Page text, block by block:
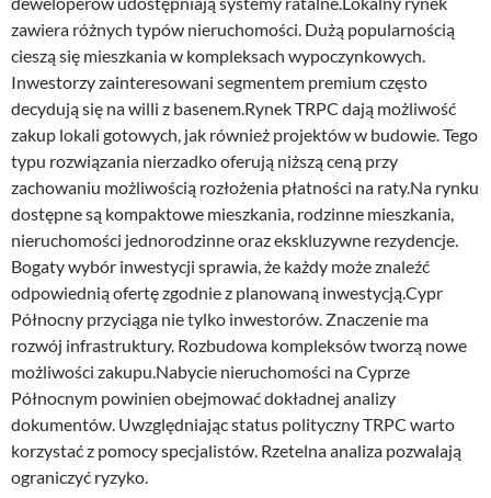
zawiera różnych typów nieruchomości. Dużą popularnością
cieszą się mieszkania w kompleksach wypoczynkowych.
Inwestorzy zainteresowani segmentem premium często
decydują się na willi z basenem.Rynek TRPC dają możliwość
zakup lokali gotowych, jak również projektów w budowie. Tego
typu rozwiązania nierzadko oferują niższą ceną przy
zachowaniu możliwością rozłożenia płatności na raty.Na rynku
dostępne są kompaktowe mieszkania, rodzinne mieszkania,
nieruchomości jednorodzinne oraz ekskluzywne rezydencje.
Bogaty wybór inwestycji sprawia, że każdy może znaleźć
odpowiednią ofertę zgodnie z planowaną inwestycją.Cypr
Północny przyciąga nie tylko inwestorów. Znaczenie ma
rozwój infrastruktury. Rozbudowa kompleksów tworzą nowe
możliwości zakupu.Nabycie nieruchomości na Cyprze
Północnym powinien obejmować dokładnej analizy
dokumentów. Uwzględniając status polityczny TRPC warto
korzystać z pomocy specjalistów. Rzetelna analiza pozwalają
ograniczyć ryzyko.